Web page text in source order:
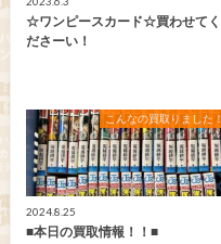
☆ワンピースカード☆買わせてく
ださーい！
こんなの買取りました！
2024.8.25
■本日の買取情報！！■